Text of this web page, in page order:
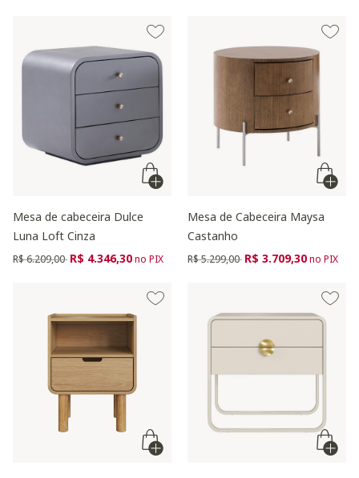
Mesa de cabeceira Dulce
Luna Loft Cinza
Preço reduzido de
R$ 6.209,00 para
R$ 4.346,30no PIX
Mesa de Cabeceira Maysa
Castanho
Preço reduzido de
R$ 5.299,00 para
R$ 3.709,30no PIX